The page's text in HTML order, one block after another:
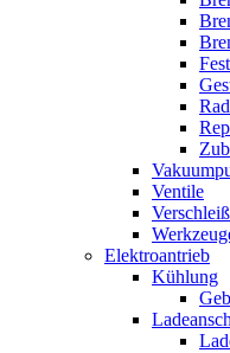
Ventile
Elektroantrieb
Kühlung